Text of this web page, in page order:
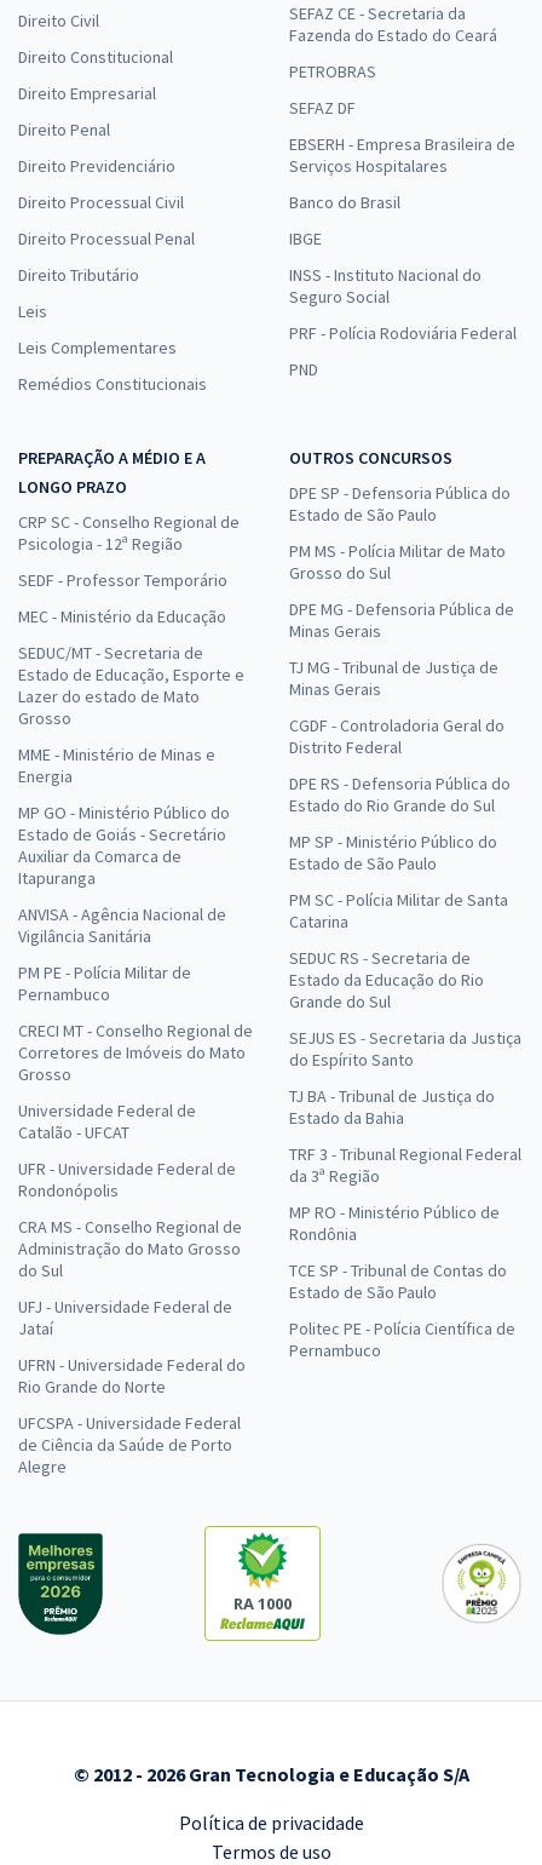
Direito Civil
Direito Constitucional
Direito Empresarial
Direito Penal
Direito Previdenciário
Direito Processual Civil
Direito Processual Penal
Direito Tributário
Leis
Leis Complementares
Remédios Constitucionais
SEFAZ CE - Secretaria da
Fazenda do Estado do Ceará
PETROBRAS
SEFAZ DF
EBSERH - Empresa Brasileira de
Serviços Hospitalares
Banco do Brasil
IBGE
INSS - Instituto Nacional do
Seguro Social
PRF - Polícia Rodoviária Federal
PND
PREPARAÇÃO A MÉDIO E A
LONGO PRAZO
CRP SC - Conselho Regional de
Psicologia - 12ª Região
SEDF - Professor Temporário
MEC - Ministério da Educação
SEDUC/MT - Secretaria de
Estado de Educação, Esporte e
Lazer do estado de Mato
Grosso
MME - Ministério de Minas e
Energia
MP GO - Ministério Público do
Estado de Goiás - Secretário
Auxiliar da Comarca de
Itapuranga
ANVISA - Agência Nacional de
Vigilância Sanitária
PM PE - Polícia Militar de
Pernambuco
CRECI MT - Conselho Regional de
Corretores de Imóveis do Mato
Grosso
Universidade Federal de
Catalão - UFCAT
UFR - Universidade Federal de
Rondonópolis
CRA MS - Conselho Regional de
Administração do Mato Grosso
do Sul
UFJ - Universidade Federal de
Jataí
UFRN - Universidade Federal do
Rio Grande do Norte
UFCSPA - Universidade Federal
de Ciência da Saúde de Porto
Alegre
OUTROS CONCURSOS
DPE SP - Defensoria Pública do
Estado de São Paulo
PM MS - Polícia Militar de Mato
Grosso do Sul
DPE MG - Defensoria Pública de
Minas Gerais
TJ MG - Tribunal de Justiça de
Minas Gerais
CGDF - Controladoria Geral do
Distrito Federal
DPE RS - Defensoria Pública do
Estado do Rio Grande do Sul
MP SP - Ministério Público do
Estado de São Paulo
PM SC - Polícia Militar de Santa
Catarina
SEDUC RS - Secretaria de
Estado da Educação do Rio
Grande do Sul
SEJUS ES - Secretaria da Justiça
do Espírito Santo
TJ BA - Tribunal de Justiça do
Estado da Bahia
TRF 3 - Tribunal Regional Federal
da 3ª Região
MP RO - Ministério Público de
Rondônia
TCE SP - Tribunal de Contas do
Estado de São Paulo
Politec PE - Polícia Científica de
Pernambuco
RA 1000
© 2012 - 2026 Gran Tecnologia e Educação S/A
Política de privacidade
Termos de uso